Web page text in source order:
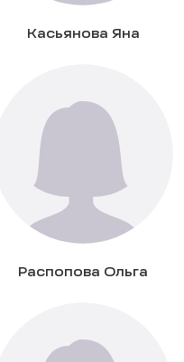
Касьянова Яна
Распопова Ольга